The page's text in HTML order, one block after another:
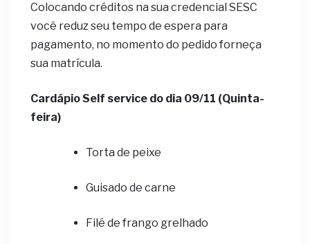
Colocando créditos na sua credencial SESC
você reduz seu tempo de espera para
pagamento, no momento do pedido forneça
sua matrícula.
Cardápio Self service do dia 09/11 (Quinta-
feira)
Torta de peixe
Guisado de carne
Filé de frango grelhado